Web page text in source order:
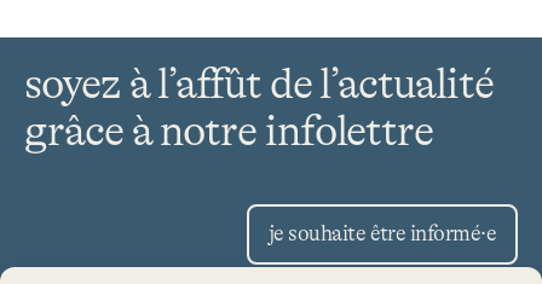
soyez à l’affût de l’actualité
grâce à notre infolettre
je souhaite être informé·e